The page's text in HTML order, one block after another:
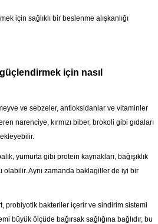
için sağlıklı bir beslenme alışkanlığı
için nasıl
ve sebzeler, antioksidanlar ve vitaminler
narenciye, kırmızı biber, brokoli gibi gıdaları
yumurta gibi protein kaynakları, bağışıklık
olabilir. Aynı zamanda baklagiller de iyi bir
probiyotik bakteriler içerir ve sindirim sistemi
büyük ölçüde bağırsak sağlığına bağlıdır, bu